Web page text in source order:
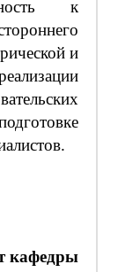
к
и
кафедры